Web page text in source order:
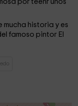
por teenr unos
mucha historia y es
famoso pintor El